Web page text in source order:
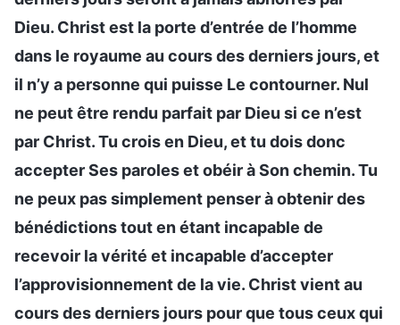
Dieu. Christ est la porte d’entrée de l’homme
dans le royaume au cours des derniers jours, et
il n’y a personne qui puisse Le contourner. Nul
ne peut être rendu parfait par Dieu si ce n’est
par Christ. Tu crois en Dieu, et tu dois donc
accepter Ses paroles et obéir à Son chemin. Tu
ne peux pas simplement penser à obtenir des
bénédictions tout en étant incapable de
recevoir la vérité et incapable d’accepter
l’approvisionnement de la vie. Christ vient au
cours des derniers jours pour que tous ceux qui